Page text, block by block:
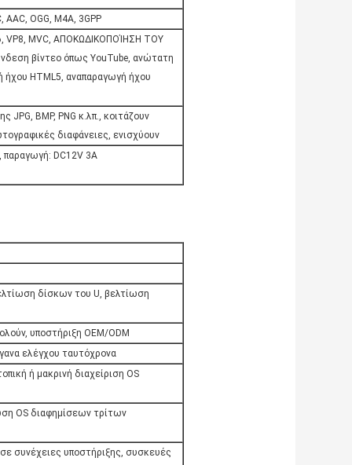
OGG, M4A, 3GPP
VP8, MVC, ΑΠΟΚΩΔΙΚΟΠΟΊΗΣΗ ΤΟΥ
βίντεο όπως YouTube, ανώτατη
ήχου HTML5, αναπαραγωγή ήχου
JPG, BMP, PNG κ.λπ., κοιτάζουν
διαφάνειες, ενισχύουν
παραγωγή: DC12V 3A
δίσκων του U, βελτίωση
υποστήριξη OEM/ODM
ελέγχου ταυτόχρονα
ή μακρινή διαχείριση OS
OS διαφημίσεων τρίτων
συνέχειες υποστήριξης, συσκευές